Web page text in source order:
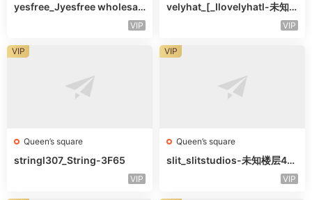
yesfree_Jyesfree wholesal
VIP
velyhat_[_Ilovelyhatl-未知
VIP
Queen’s square
stringl307_String-3F65
VIP
VIP
Queen’s square
slit_slitstudios-未知楼层415
VIP
VIP